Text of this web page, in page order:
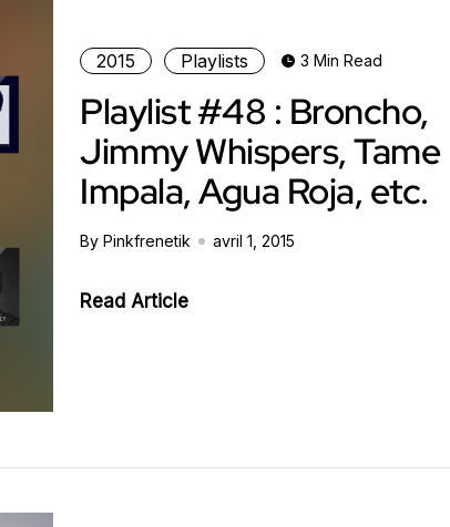
2015 Playlists 3 Min Read
Playlist #48 : Broncho,
Jimmy Whispers, Tame
Impala, Agua Roja, etc.
By Pinkfrenetik avril 1, 2015
Read Article